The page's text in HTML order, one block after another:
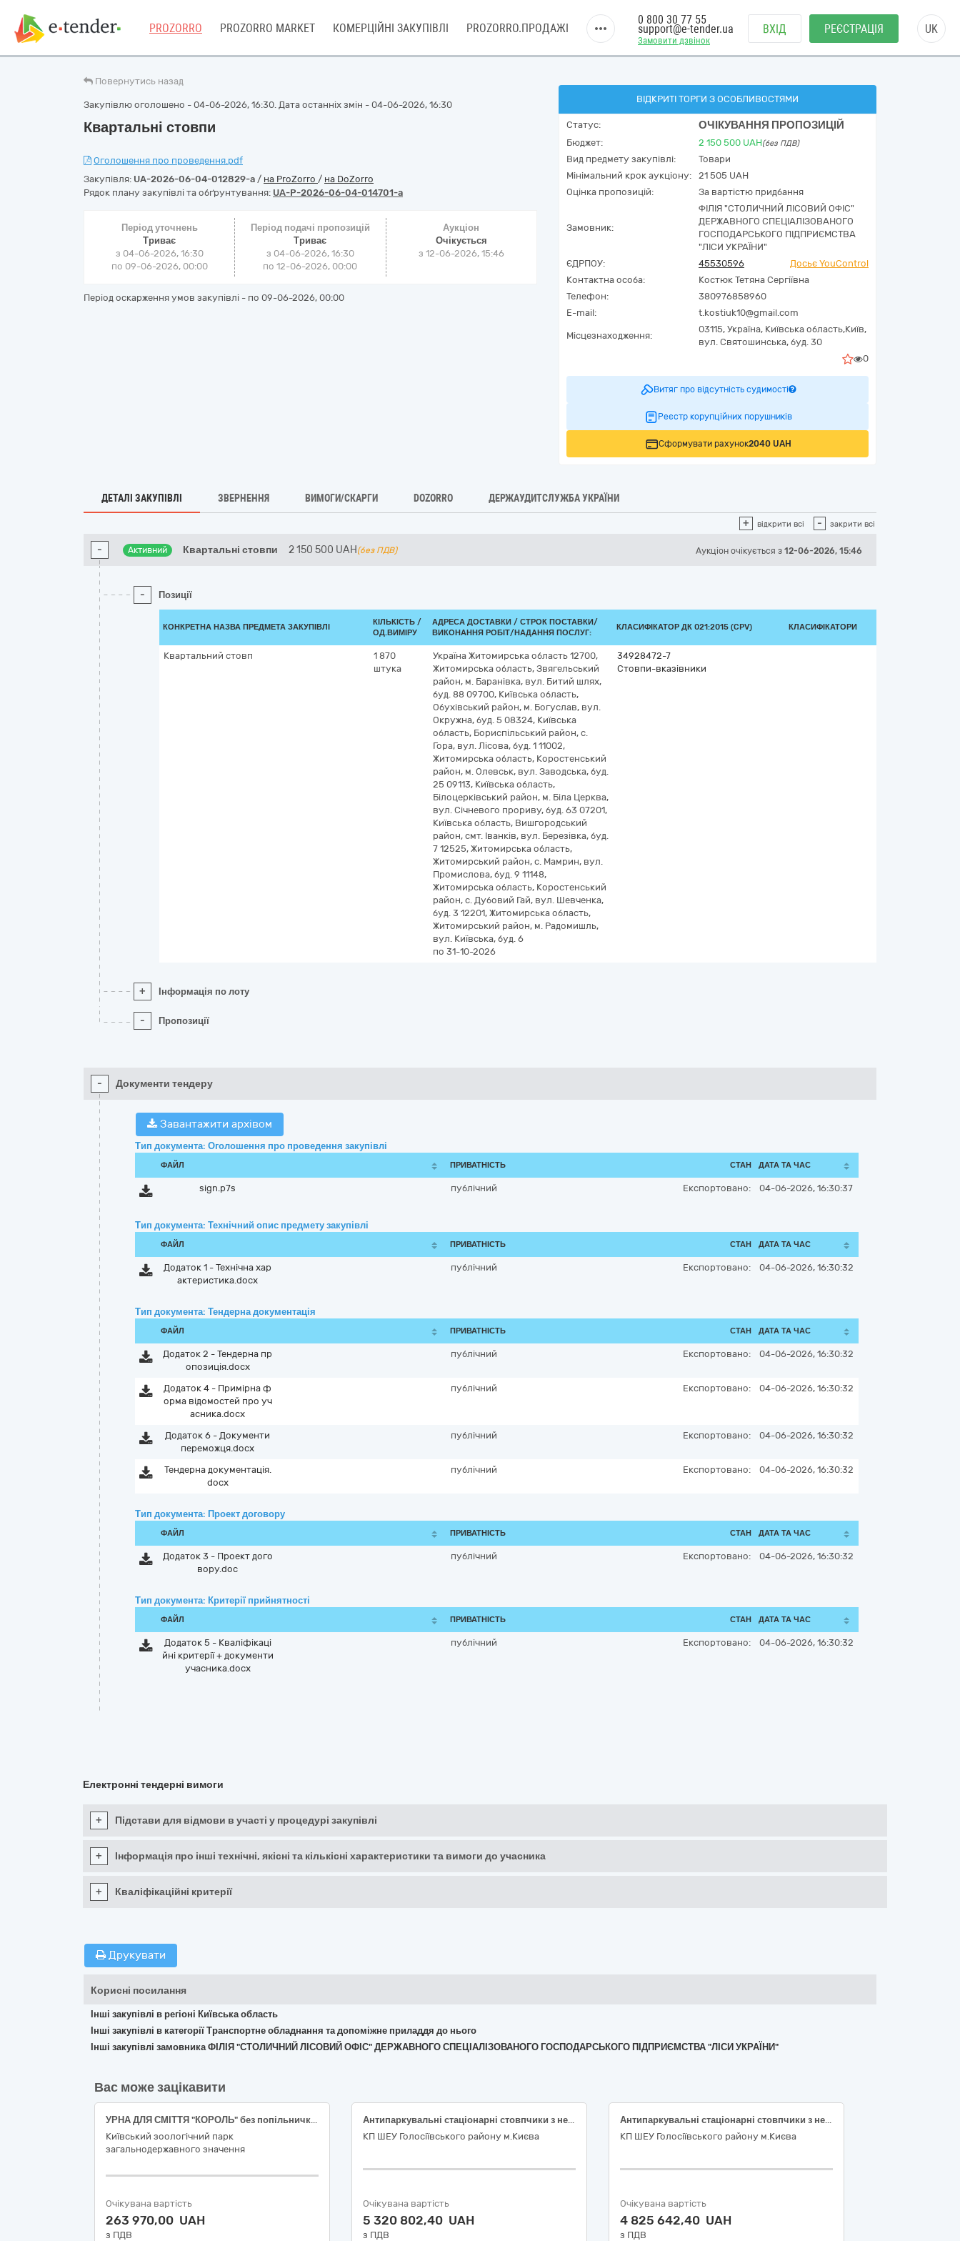
PROZORRO PROZORRO MARKET КОМЕРЦІЙНІ ЗАКУПІВЛІ PROZORRO.ПРОДАЖІ
Замовити дзвінок
0 800 30 77 55
support@e-tender.ua ВХІД РЕЄСТРАЦІЯ UK
Повернутись назад
Закупівлю оголошено - 04-06-2026, 16:30. Дата останніх змін - 04-06-2026, 16:30
Квартальні стовпи
Оголошення про проведення.pdf
Закупівля: UA-2026-06-04-012829-a / на ProZorro / на DoZorro
Рядок плану закупівлі та обґрунтування: UA-P-2026-06-04-014701-a
Період уточнень
Триває
з 04-06-2026, 16:30
по 09-06-2026, 00:00
Період подачі пропозицій
Триває
з 04-06-2026, 16:30
по 12-06-2026, 00:00
Аукціон
Очікується
з 12-06-2026, 15:46
Період оскарження умов закупівлі - по 09-06-2026, 00:00
ВІДКРИТІ ТОРГИ З ОСОБЛИВОСТЯМИ
Статус: ОЧІКУВАННЯ ПРОПОЗИЦІЙ
Бюджет: 2 150 500 UAH(без ПДВ)
Вид предмету закупівлі:
Товари
Мінімальний крок аукціону:
21 505 UAH
Оцінка пропозицій:
За вартістю придбання
Замовник:
ФІЛІЯ "СТОЛИЧНИЙ ЛІСОВИЙ ОФІС"
ДЕРЖАВНОГО СПЕЦІАЛІЗОВАНОГО
ГОСПОДАРСЬКОГО ПІДПРИЄМСТВА
"ЛІСИ УКРАЇНИ"
ЄДРПОУ:
45530596
Досьє YouControl
Контактна особа:
Костюк Тетяна Сергіївна
Телефон:
380976858960
E-mail:
t.kostiuk10@gmail.com
Місцезнаходження:
03115, Україна, Київська область,Київ,
вул. Святошинська, буд. 30
0
Витяг про відсутність судимості
Реєстр корупційних порушників
Сформувати рахунок2040 UAH
ДЕТАЛІ ЗАКУПІВЛІ ЗВЕРНЕННЯ ВИМОГИ/СКАРГИ DOZORRO ДЕРЖАУДИТСЛУЖБА УКРАЇНИ
+ відкрити всі - закрити всі
- Активний Квартальні стовпи 2 150 500 UAH (без ПДВ) Аукціон очікується з 12-06-2026, 15:46
- Позиції
КОНКРЕТНА НАЗВА ПРЕДМЕТА ЗАКУПІВЛІ
КІЛЬКІСТЬ /
ОД.ВИМІРУ
АДРЕСА ДОСТАВКИ / СТРОК ПОСТАВКИ/
ВИКОНАННЯ РОБІТ/НАДАННЯ ПОСЛУГ:
КЛАСИФІКАТОР ДК 021:2015 (CPV) КЛАСИФІКАТОРИ
Квартальний стовп
1 870
штука
Україна Житомирська область 12700,
Житомирська область, Звягельський
район, м. Баранівка, вул. Битий шлях,
буд. 88 09700, Київська область,
Обухівський район, м. Богуслав, вул.
Окружна, буд. 5 08324, Київська
область, Бориспільський район, с.
Гора, вул. Лісова, буд. 1 11002,
Житомирська область, Коростенський
район, м. Олевськ, вул. Заводська, буд.
25 09113, Київська область,
Білоцерківський район, м. Біла Церква,
вул. Січневого прориву, буд. 63 07201,
Київська область, Вишгородський
район, смт. Іванків, вул. Березівка, буд.
7 12525, Житомирська область,
Житомирський район, с. Мамрин, вул.
Промислова, буд. 9 11148,
Житомирська область, Коростенський
район, с. Дубовий Гай, вул. Шевченка,
буд. 3 12201, Житомирська область,
Житомирський район, м. Радомишль,
вул. Київська, буд. 6
по 31-10-2026
34928472-7
Стовпи-вказівники
+ Інформація по лоту
- Пропозиції
- Документи тендеру
Завантажити архівом
Тип документа: Оголошення про проведення закупівлі
ФАЙЛ ПРИВАТНІСТЬ СТАН ДАТА ТА ЧАС
sign.p7s публічний Експортовано: 04-06-2026, 16:30:37
Тип документа: Технічний опис предмету закупівлі
ФАЙЛ ПРИВАТНІСТЬ СТАН ДАТА ТА ЧАС
Додаток 1 - Технічна хар
актеристика.docx
публічний Експортовано: 04-06-2026, 16:30:32
Тип документа: Тендерна документація
ФАЙЛ ПРИВАТНІСТЬ СТАН ДАТА ТА ЧАС
Додаток 2 - Тендерна пр
опозиція.docx
публічний Експортовано: 04-06-2026, 16:30:32
Додаток 4 - Примірна ф
орма відомостей про уч
асника.docx
публічний Експортовано: 04-06-2026, 16:30:32
Додаток 6 - Документи
переможця.docx
публічний Експортовано: 04-06-2026, 16:30:32
Тендерна документація.
docx
публічний Експортовано: 04-06-2026, 16:30:32
Тип документа: Проект договору
ФАЙЛ ПРИВАТНІСТЬ СТАН ДАТА ТА ЧАС
Додаток 3 - Проект дого
вору.doc
публічний Експортовано: 04-06-2026, 16:30:32
Тип документа: Критерії прийнятності
ФАЙЛ ПРИВАТНІСТЬ СТАН ДАТА ТА ЧАС
Додаток 5 - Кваліфікаці
йні критерії + документи
учасника.docx
публічний Експортовано: 04-06-2026, 16:30:32
Електронні тендерні вимоги
+ Підстави для відмови в участі у процедурі закупівлі
+ Інформація про інші технічні, якісні та кількісні характеристики та вимоги до учасника
+ Кваліфікаційні критерії
Друкувати
Корисні посилання
Інші закупівлі в регіоні Київська область
Інші закупівлі в категорії Транспортне обладнання та допоміжне приладдя до нього
Інші закупівлі замовника ФІЛІЯ "СТОЛИЧНИЙ ЛІСОВИЙ ОФІС" ДЕРЖАВНОГО СПЕЦІАЛІЗОВАНОГО ГОСПОДАРСЬКОГО ПІДПРИЄМСТВА "ЛІСИ УКРАЇНИ"
Вас може зацікавити
УРНА ДЛЯ СМІТТЯ "КОРОЛЬ" без попільнички (код ДК 021:2015 - 34920000-2 - Дорожнє обладнання)
Київський зоологічний парк
загальнодержавного значення
Очікувана вартість
263 970,00 UAH
з ПДВ
Антипаркувальні стаціонарні стовпчики з нержавіючої сталі, направляюче пішохідне огородження, демпферна система (ДК 021-2015 Код 34920000-2 «Дорожнє обладнання»)
КП ШЕУ Голосіївського району м.Києва
Очікувана вартість
5 320 802,40 UAH
з ПДВ
Антипаркувальні стаціонарні стовпчики з нержавіючої сталі, направляюче пішохідне огородження (ДК 021-2015 Код 34920000-2 «Дорожнє обладнання»)
КП ШЕУ Голосіївського району м.Києва
Очікувана вартість
4 825 642,40 UAH
з ПДВ